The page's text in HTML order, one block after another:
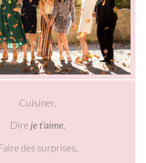
Cuisiner,
Dire je t’aime,
des surprises,